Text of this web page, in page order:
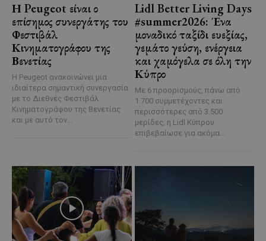
Η Peugeot είναι ο
επίσημος συνεργάτης του
Φεστιβάλ
Κινηματογράφου της
Βενετίας
Η Peugeot ανακοινώνει μια
ιδιαίτερα σημαντική συνεργασία
με το Διεθνές Φεστιβάλ
Κινηματογράφου της Βενετίας
και με αυτό τον...
Lidl Better Living Days
#summer2026: Ένα
μοναδικό ταξίδι ευεξίας,
γεμάτο γεύση, ενέργεια
και χαμόγελα σε όλη την
Κύπρο
Με 6 προορισμούς, πάνω από
1.700 συμμετέχοντες και
περισσότερες από 3.500
μερίδες, η Lidl Κύπρου
επιβεβαίωσε για ακόμα...